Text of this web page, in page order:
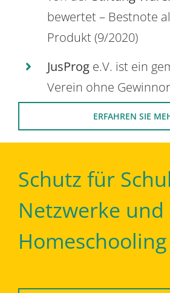
bewertet – Bestnote
Produkt (9/2020)
JusProg e.V. ist ein
Verein ohne
ERFAHREN SIE
Schutz für
Netzwerke und
Homeschooling